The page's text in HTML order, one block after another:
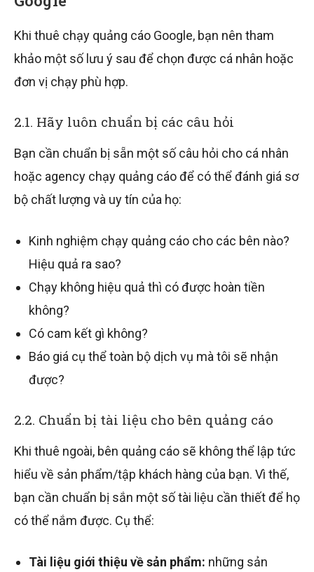
Khi thuê chạy quảng cáo Google, bạn nên tham
khảo một số lưu ý sau để chọn được cá nhân hoặc
đơn vị chạy phù hợp.
2.1. Hãy luôn chuẩn bị các câu hỏi
Bạn cần chuẩn bị sẵn một số câu hỏi cho cá nhân
hoặc agency chạy quảng cáo để có thể đánh giá sơ
bộ chất lượng và uy tín của họ:
Kinh nghiệm chạy quảng cáo cho các bên nào?
Hiệu quả ra sao?
Chạy không hiệu quả thì có được hoàn tiền
không?
Có cam kết gì không?
Báo giá cụ thể toàn bộ dịch vụ mà tôi sẽ nhận
được?
2.2. Chuẩn bị tài liệu cho bên quảng cáo
Khi thuê ngoài, bên quảng cáo sẽ không thể lập tức
hiểu về sản phẩm/tập khách hàng của bạn. Vì thế,
bạn cần chuẩn bị sắn một số tài liệu cần thiết để họ
có thể nắm được. Cụ thể:
Tài liệu giới thiệu về sản phẩm: những sản